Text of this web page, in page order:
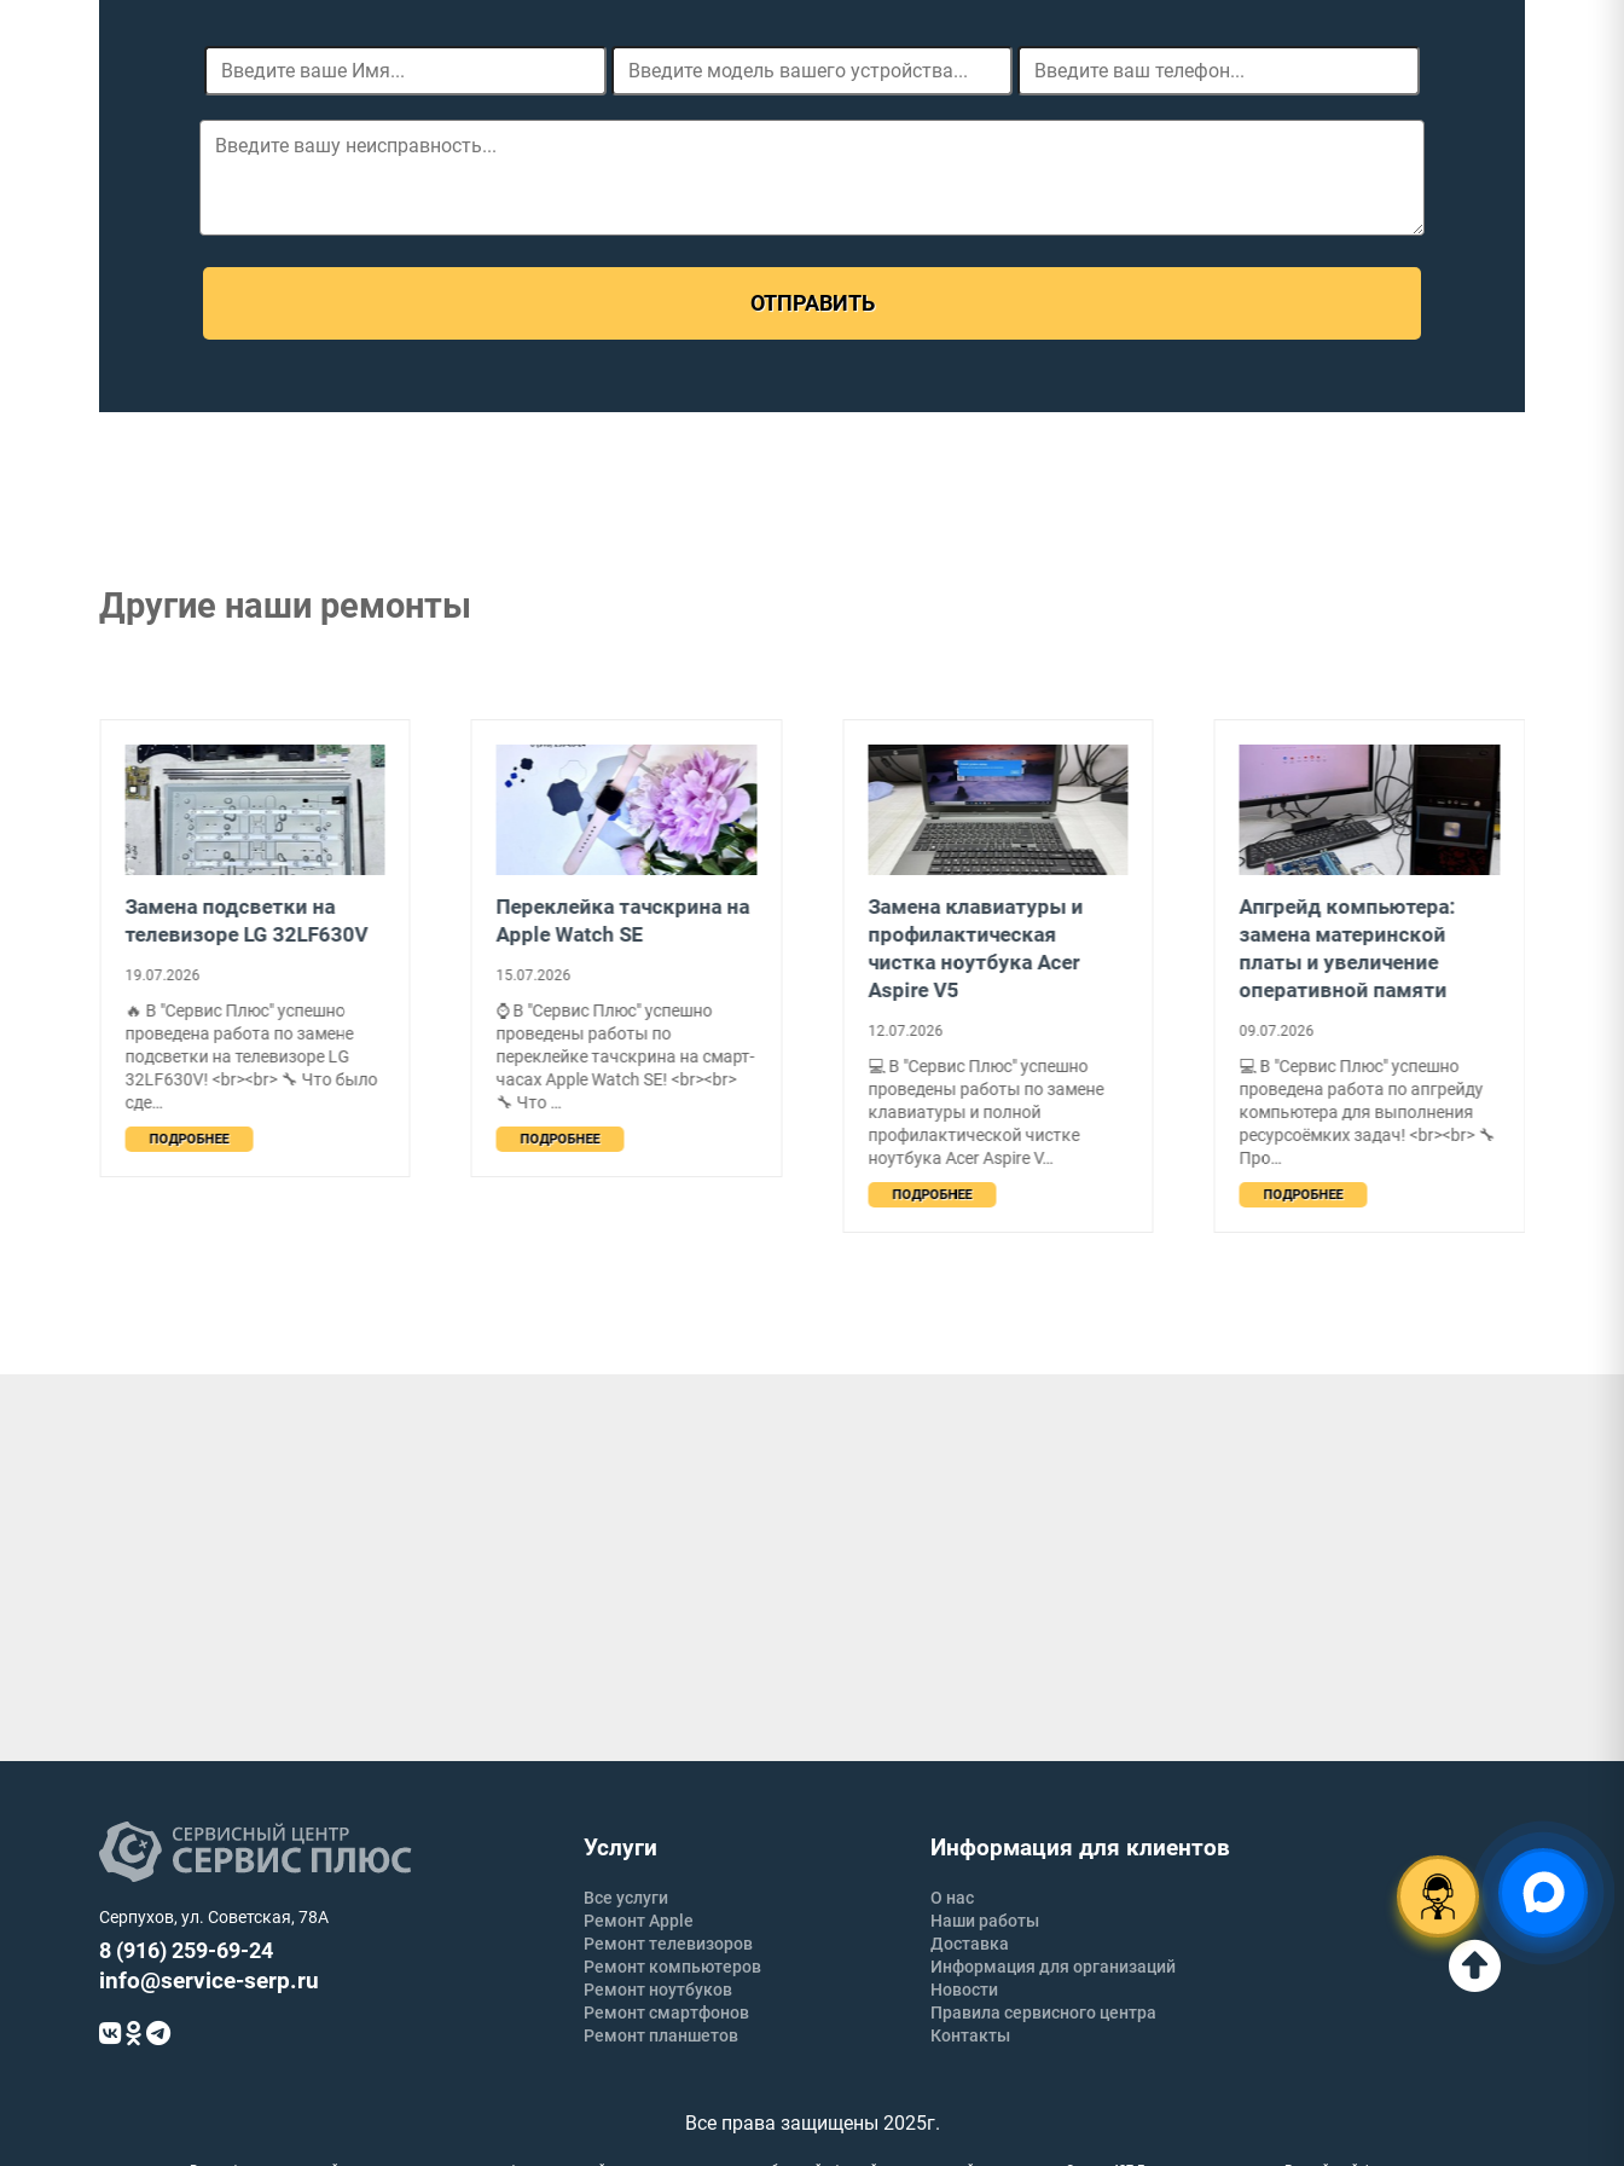
ОТПРАВИТЬ
Другие наши ремонты
Замена подсветки на
телевизоре LG 32LF630V
19.07.2026
🔥 В "Сервис Плюс" успешно
проведена работа по замене
подсветки на телевизоре LG
32LF630V! <br><br> 🔧 Что было
сде…
ПОДРОБНЕЕ
Переклейка тачскрина на
Apple Watch SE
15.07.2026
⌚ В "Сервис Плюс" успешно
проведены работы по
переклейке тачскрина на смарт-
часах Apple Watch SE! <br><br>
🔧 Что …
ПОДРОБНЕЕ
Замена клавиатуры и
профилактическая
чистка ноутбука Acer
Aspire V5
12.07.2026
💻 В "Сервис Плюс" успешно
проведены работы по замене
клавиатуры и полной
профилактической чистке
ноутбука Acer Aspire V…
ПОДРОБНЕЕ
Апгрейд компьютера:
замена материнской
платы и увеличение
оперативной памяти
09.07.2026
💻 В "Сервис Плюс" успешно
проведена работа по апгрейду
компьютера для выполнения
ресурсоёмких задач! <br><br> 🔧
Про…
ПОДРОБНЕЕ
Серпухов, ул. Советская, 78А
8 (916) 259-69-24
info@service-serp.ru
Услуги
Все услуги
Ремонт Apple
Ремонт телевизоров
Ремонт компьютеров
Ремонт ноутбуков
Ремонт смартфонов
Ремонт планшетов
Информация для клиентов
О нас
Наши работы
Доставка
Информация для организаций
Новости
Правила сервисного центра
Контакты
Все права защищены 2025г.